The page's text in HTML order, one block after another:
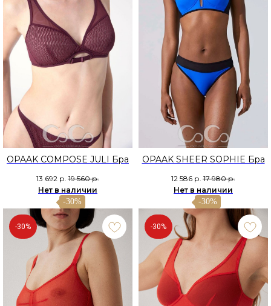
OPAAK COMPOSE JULI Бра
13 692 р. 19 560 р.
Нет в наличии
-30%
OPAAK SHEER SOPHIE Бра
12 586 р. 17 980 р.
Нет в наличии
-30%
-30% -30%